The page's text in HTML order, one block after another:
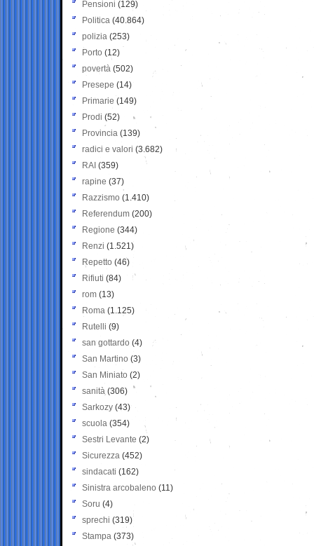
Pensioni (129)
Politica (40.864)
polizia (253)
Porto (12)
povertà (502)
Presepe (14)
Primarie (149)
Prodi (52)
Provincia (139)
radici e valori (3.682)
RAI (359)
rapine (37)
Razzismo (1.410)
Referendum (200)
Regione (344)
Renzi (1.521)
Repetto (46)
Rifiuti (84)
rom (13)
Roma (1.125)
Rutelli (9)
san gottardo (4)
San Martino (3)
San Miniato (2)
sanità (306)
Sarkozy (43)
scuola (354)
Sestri Levante (2)
Sicurezza (452)
sindacati (162)
Sinistra arcobaleno (11)
Soru (4)
sprechi (319)
Stampa (373)